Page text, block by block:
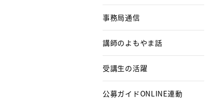
事務局通信
講師のよもやま話
受講生の活躍
公募ガイドONLINE連動